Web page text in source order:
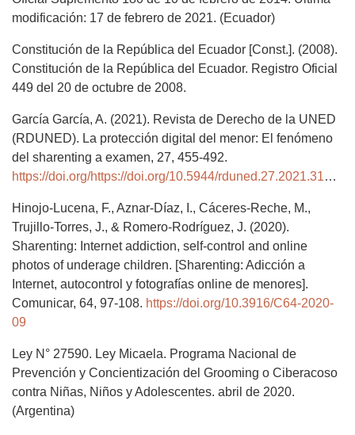
modificación: 17 de febrero de 2021. (Ecuador)
Constitución de la República del Ecuador [Const.]. (2008).
Constitución de la República del Ecuador. Registro Oficial
449 del 20 de octubre de 2008.
García García, A. (2021). Revista de Derecho de la UNED
(RDUNED). La protección digital del menor: El fenómeno
del sharenting a examen, 27, 455-492.
https://doi.org/https://doi.org/10.5944/rduned.27.2021.31094
Hinojo-Lucena, F., Aznar-Díaz, I., Cáceres-Reche, M.,
Trujillo-Torres, J., & Romero-Rodríguez, J. (2020).
Sharenting: Internet addiction, self-control and online
photos of underage children. [Sharenting: Adicción a
Internet, autocontrol y fotografías online de menores].
Comunicar, 64, 97-108. https://doi.org/10.3916/C64-2020-
09
Ley N° 27590. Ley Micaela. Programa Nacional de
Prevención y Concientización del Grooming o Ciberacoso
contra Niñas, Niños y Adolescentes. abril de 2020.
(Argentina)